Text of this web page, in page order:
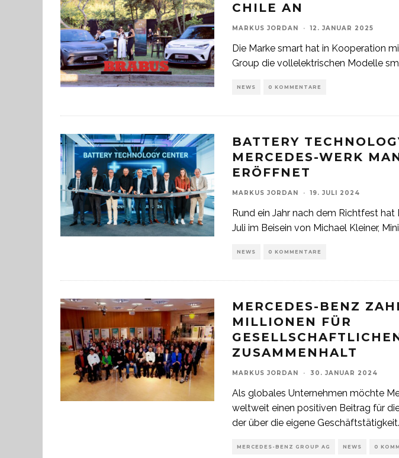
CHILE AN
MARKUS JORDAN · 12. JANUAR 2025
Die Marke smart hat in Kooperation
Group die vollelektrischen Modelle
NEWS 0 KOMMENTARE
BATTERY
MERCEDES-WERK
ERÖFFNET
MARKUS JORDAN · 19. JULI 2024
Rund ein Jahr nach dem Richtfest hat
Juli im Beisein von Michael Kleiner,
NEWS 0 KOMMENTARE
MERCEDES-BENZ
MILLIONEN FÜR
ZUSAMMENHALT
MARKUS JORDAN · 30. JANUAR 2024
Als globales Unternehmen möchte
weltweit einen positiven Beitrag für
der über die eigene Geschäftstätigkeit
MERCEDES-BENZ GROUP AG NEWS 0